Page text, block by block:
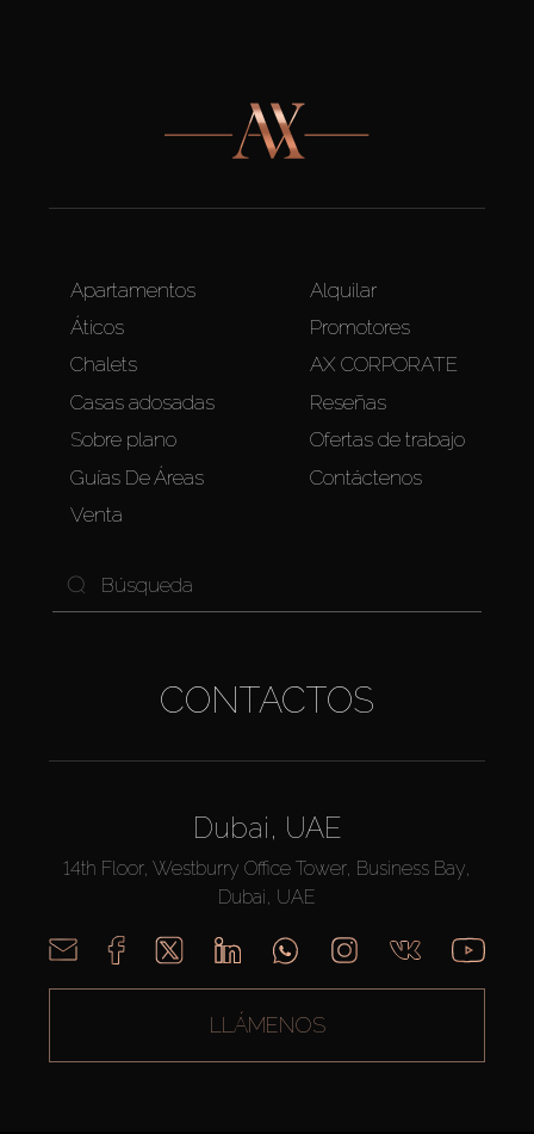
Apartamentos
Áticos
Chalets
Casas adosadas
Sobre plano
Guías De Áreas
Venta
Alquilar
Promotores
AX CORPORATE
Reseñas
Ofertas de trabajo
Contáctenos
CONTACTOS
Dubai, UAE
14th Floor, Westburry Office Tower, Business Bay,
Dubai, UAE
LLÁMENOS